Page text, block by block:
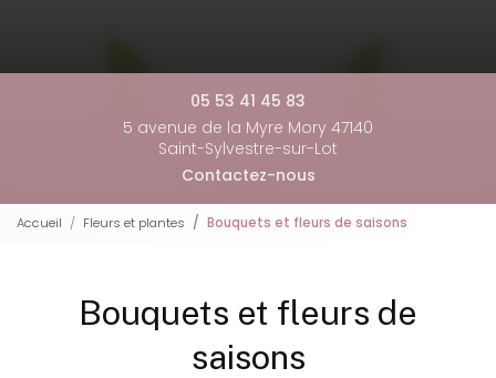
05 53 41 45 83
5 avenue de la Myre Mory 47140
Saint-Sylvestre-sur-Lot
Contactez-nous
Accueil Fleurs et plantes Bouquets et fleurs de saisons
Bouquets et fleurs de
saisons